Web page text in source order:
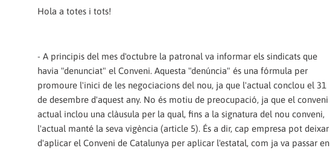
Hola a totes i tots!
- A principis del mes d'octubre la patronal va informar els sindicats que
havia "denunciat" el Conveni. Aquesta "denúncia" és una fórmula per
promoure l'inici de les negociacions del nou, ja que l'actual conclou el 31
de desembre d'aquest any. No és motiu de preocupació, ja que el conveni
actual inclou una clàusula per la qual, fins a la signatura del nou conveni,
l'actual manté la seva vigència (article 5). És a dir, cap empresa pot deixar
d'aplicar el Conveni de Catalunya per aplicar l'estatal, com ja va passar en